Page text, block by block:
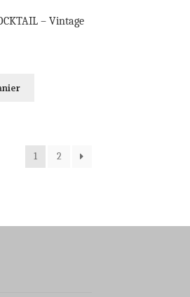
– Vintage
1 2